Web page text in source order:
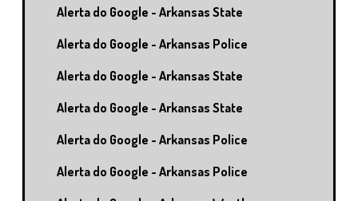
Alerta do Google - Arkansas State
Alerta do Google - Arkansas Police
Alerta do Google - Arkansas State
Alerta do Google - Arkansas State
Alerta do Google - Arkansas Police
Alerta do Google - Arkansas Police